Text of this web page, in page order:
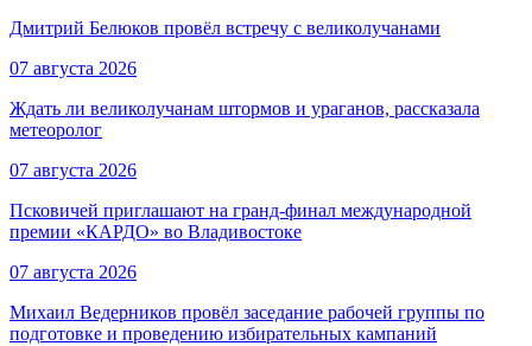
Дмитрий Белюков провёл встречу с великолучанами
07 августа 2026
Ждать ли великолучанам штормов и ураганов, рассказала
метеоролог
07 августа 2026
Псковичей приглашают на гранд‑финал международной
премии «КАРДО» во Владивостоке
07 августа 2026
Михаил Ведерников провёл заседание рабочей группы по
подготовке и проведению избирательных кампаний